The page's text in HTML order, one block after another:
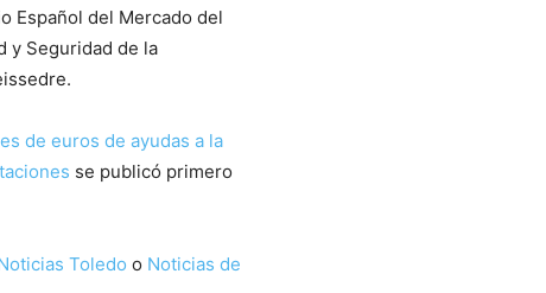
Español del Mercado del
y Seguridad de la
de euros de ayudas a la
se publicó primero
Toledo o Noticias de